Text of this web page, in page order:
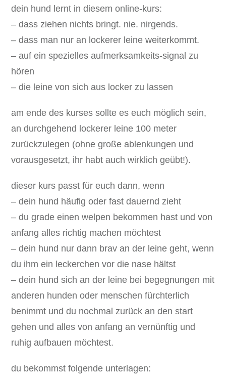
dein hund lernt in diesem online-kurs:
– dass ziehen nichts bringt. nie. nirgends.
– dass man nur an lockerer leine weiterkommt.
– auf ein spezielles aufmerksamkeits-signal zu
hören
– die leine von sich aus locker zu lassen
am ende des kurses sollte es euch möglich sein,
an durchgehend lockerer leine 100 meter
zurückzulegen (ohne große ablenkungen und
vorausgesetzt, ihr habt auch wirklich geübt!).
dieser kurs passt für euch dann, wenn
– dein hund häufig oder fast dauernd zieht
– du grade einen welpen bekommen hast und von
anfang alles richtig machen möchtest
– dein hund nur dann brav an der leine geht, wenn
du ihm ein leckerchen vor die nase hältst
– dein hund sich an der leine bei begegnungen mit
anderen hunden oder menschen fürchterlich
benimmt und du nochmal zurück an den start
gehen und alles von anfang an vernünftig und
ruhig aufbauen möchtest.
du bekommst folgende unterlagen: